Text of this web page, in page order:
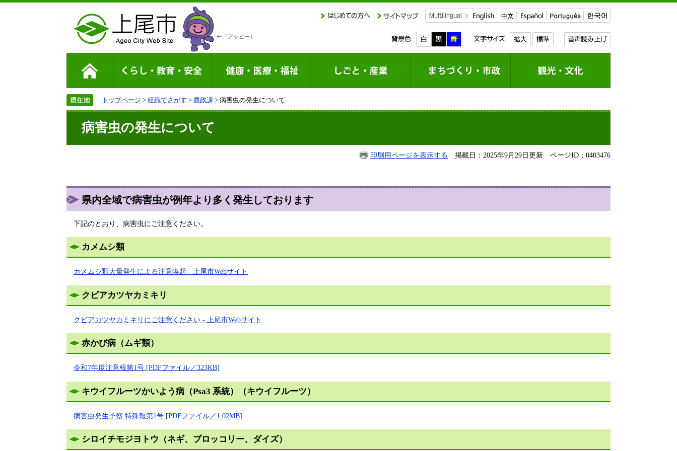
トップページ > 組織でさがす > 農政課 > 病害虫の発生について
病害虫の発生について
印刷用ページを表示する 掲載日：2025年9月29日更新 ページID：0403476
県内全域で病害虫が例年より多く発生しております
下記のとおり、病害虫にご注意ください。
カメムシ類
カメムシ類大量発生による注意喚起 - 上尾市Webサイト
クビアカツヤカミキリ
クビアカツヤカミキリにご注意ください - 上尾市Webサイト
赤かび病（ムギ類）
令和7年度注意報第1号 [PDFファイル／323KB]
キウイフルーツかいよう病（Psa3 系統）（キウイフルーツ）
病害虫発生予察 特殊報第1号 [PDFファイル／1.02MB]
シロイチモジヨトウ（ネギ、ブロッコリー、ダイズ）